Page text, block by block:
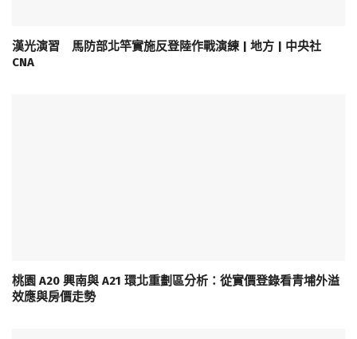
漢光演習 馬防部北竿實施反登陸作戰演練 | 地方 | 中央社
CNA
桃園 A20 興南與 A21 環北重劃區分析：從實價登錄看青埔外溢
效應與房價走勢